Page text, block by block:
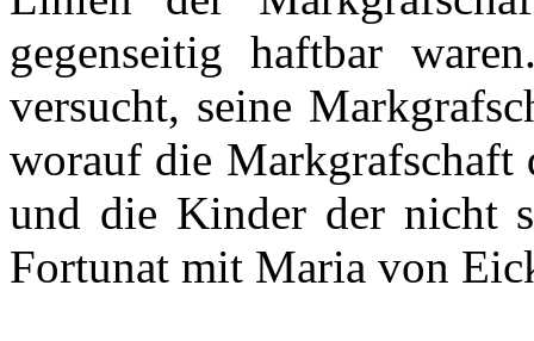
gegenseitig haftbar waren
versucht, seine
worauf die Markgrafschaft
und die Kinder der nicht
Fortunat mit Maria von